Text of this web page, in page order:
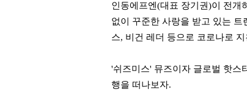
인동에프엔(대표 장기권)이 전개
없이 꾸준한 사랑을 받고 있는 트
스, 비건 레더 등으로 코로나로
'쉬즈미스' 뮤즈이자 글로벌 핫스
행을 떠나보자.